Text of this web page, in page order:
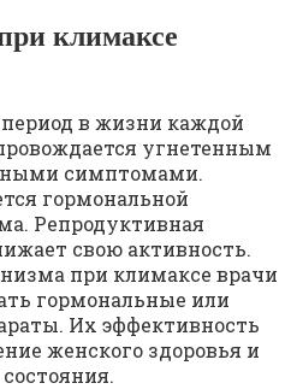
климаксе
в жизни каждой
угнетенным
симптомами.
гормональной
Репродуктивная
свою активность.
при климаксе врачи
гормональные или
Их эффективность
женского здоровья и